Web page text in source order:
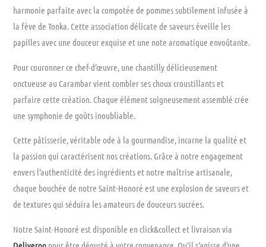
harmonie parfaite avec la compotée de pommes subtilement infusée à
la fève de Tonka. Cette association délicate de saveurs éveille les
papilles avec une douceur exquise et une note aromatique envoûtante.
Pour couronner ce chef-d’œuvre, une chantilly délicieusement
onctueuse au Carambar vient combler ses choux croustillants et
parfaire cette création. Chaque élément soigneusement assemblé crée
une symphonie de goûts inoubliable.
Cette pâtisserie, véritable ode à la gourmandise, incarne la qualité et
la passion qui caractérisent nos créations. Grâce à notre engagement
envers l’authenticité des ingrédients et notre maîtrise artisanale,
chaque bouchée de notre Saint-Honoré est une explosion de saveurs et
de textures qui séduira les amateurs de douceurs sucrées.
Notre Saint-Honoré est disponible en click&collect et livraison via